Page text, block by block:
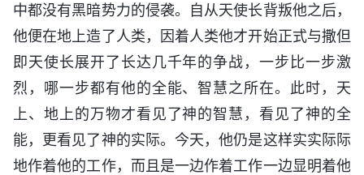
中都没有黑暗势力的侵袭。自从天使长背叛他之后，
他便在地上造了人类，因着人类他才开始正式与撒但
即天使长展开了长达几千年的争战，一步比一步激
烈，哪一步都有他的全能、智慧之所在。此时，天
上、地上的万物才看见了神的智慧，看见了神的全
能，更看见了神的实际。今天，他仍是这样实实际际
地作着他的工作，而且是一边作着工作一边显明着他